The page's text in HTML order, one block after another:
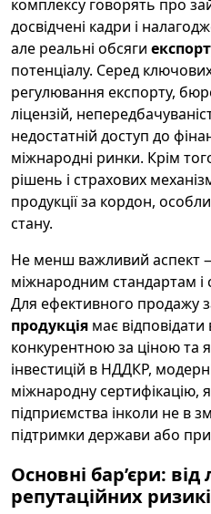
комплексу говорять про
досвідчені кадри і
але реальні обсяги
потенціалу. Серед
регулювання експорту,
ліцензій,
недостатній доступ до
міжнародні ринки. Крім
рішень і страхових
продукції за кордон,
стану.
Не менш важливий аспект —
міжнародним стандартам і
Для ефективного продажу
продукція має
конкурентною за ціною та
інвестицій в НДДКР,
міжнародну сертифікацію,
підприємства інколи не в
підтримки держави або
Основні бар’єри:
репутаційних